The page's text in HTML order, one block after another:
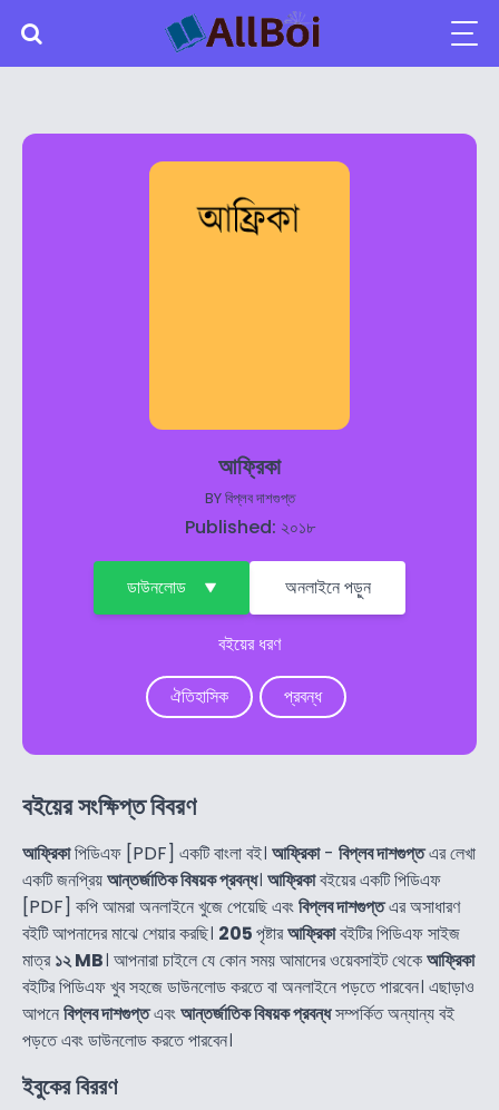
আফ্রিকা
BYবিপ্লব দাশগুপ্ত
Published: ২০১৮
ডাউনলোড অনলাইনে পড়ুন
বইয়ের ধরণ
ঐতিহাসিক প্রবন্ধ
বইয়ের সংক্ষিপ্ত বিবরণ
আফ্রিকাপিডিএফ [PDF] একটি বাংলা বই। আফ্রিকা- বিপ্লব দাশগুপ্তএর লেখা
একটি জনপ্রিয়আন্তর্জাতিক বিষয়ক প্রবন্ধ। আফ্রিকাবইয়ের একটি পিডিএফ
[PDF] কপি আমরা অনলাইনে খুজে পেয়েছি এবংবিপ্লব দাশগুপ্তএর অসাধারণ
বইটি আপনাদের মাঝে শেয়ার করছি। 205পৃষ্টারআফ্রিকাবইটির পিডিএফ সাইজ
মাত্র১২ MB। আপনারা চাইলে যে কোন সময় আমাদের ওয়েবসাইট থেকেআফ্রিকা
বইটির পিডিএফ খুব সহজে ডাউনলোড করতে বা অনলাইনে পড়তে পারবেন। এছাড়াও
আপনেবিপ্লব দাশগুপ্তএবংআন্তর্জাতিক বিষয়ক প্রবন্ধসম্পর্কিত অন্যান্য বই
পড়তে এবং ডাউনলোড করতে পারবেন।
ইবুকের বিররণ